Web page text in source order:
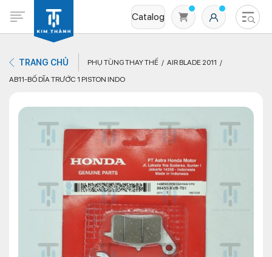
Catalog
Không có sản phẩm nào trong giỏ hàng
TRANG CHỦ PHỤ TÙNG THAY THẾ
AIR BLADE 2011
AB11-BỐ DĨA TRƯỚC 1 PISTON INDO